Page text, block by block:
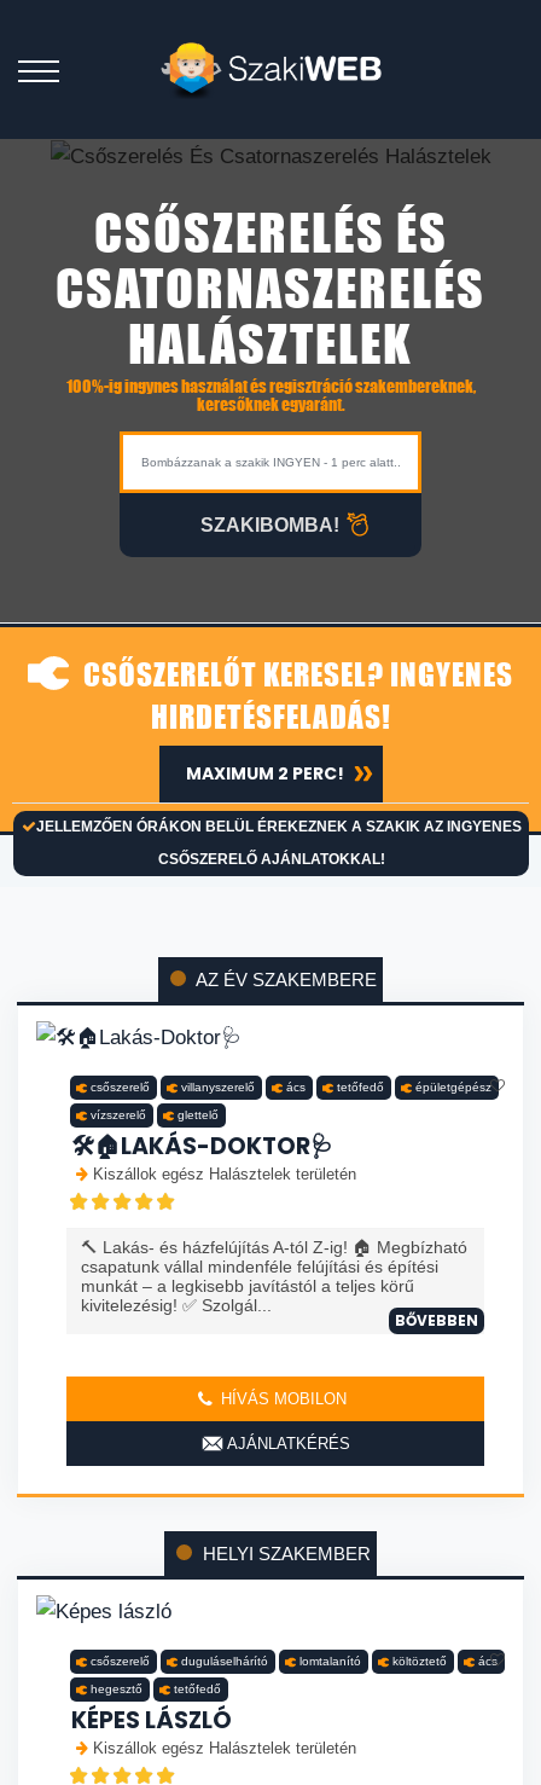
CSŐSZERELÉS ÉS
CSATORNASZERELÉS
HALÁSZTELEK
100%-ig ingynes használat és regisztráció szakembereknek,
keresőknek egyaránt.
SZAKIBOMBA!
CSŐSZERELŐT KERESEL? INGYENES
HIRDETÉSFELADÁS!
JELLEMZŐEN ÓRÁKON BELÜL ÉREKEZNEK A SZAKIK AZ INGYENES
CSŐSZERELŐ AJÁNLATOKKAL!
MAXIMUM 2 PERC!
AZ ÉV SZAKEMBERE
csőszerelő villanyszerelő ács tetőfedő épületgépész
vízszerelő glettelő
🛠️🏠LAKÁS-DOKTOR🩺
Kiszállok egész Halásztelek területén
🔨 Lakás- és házfelújítás A-tól Z-ig! 🏠 Megbízható
csapatunk vállal mindenféle felújítási és építési
munkát – a legkisebb javítástól a teljes körű
kivitelezésig! ✅ Szolgál...
BŐVEBBEN
HÍVÁS MOBILON
AJÁNLATKÉRÉS
HELYI SZAKEMBER
csőszerelő duguláselhárító lomtalanító költöztető ács
hegesztő tetőfedő
KÉPES LÁSZLÓ
Kiszállok egész Halásztelek területén